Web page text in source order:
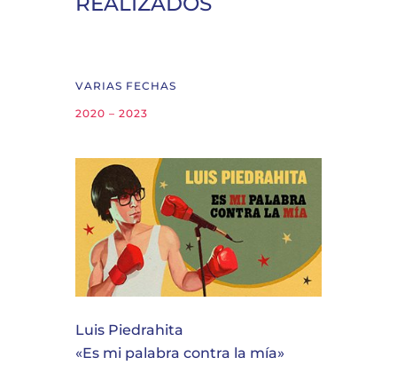
VARIAS FECHAS
2020 – 2023
Luis Piedrahita
«Es mi palabra contra la mía»